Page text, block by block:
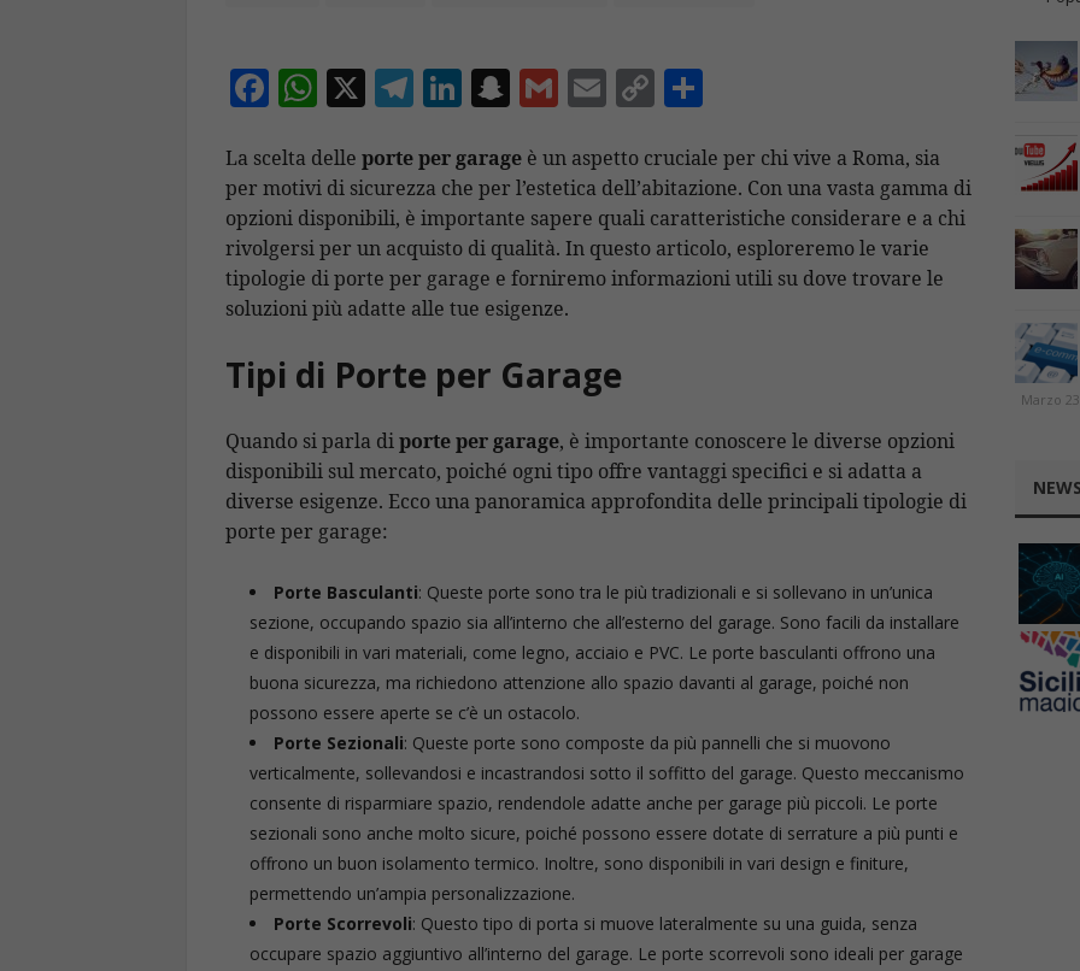
F
e
b
o
o
k
W
at
s
A
p
p
X T
e
gr
a
m
Li
k
e
dI
n
S
a
p
c
h
at
G
ai
l
E
ai
l
C
p
y
Li
n
n
di
vi
di
La scelta delle porte per garage è un aspetto cruciale per chi vive a Roma, sia
per motivi di sicurezza che per l’estetica dell’abitazione. Con una vasta gamma di
opzioni disponibili, è importante sapere quali caratteristiche considerare e a chi
rivolgersi per un acquisto di qualità. In questo articolo, esploreremo le varie
tipologie di porte per garage e forniremo informazioni utili su dove trovare le
soluzioni più adatte alle tue esigenze.
Tipi di Porte per Garage
Quando si parla diporte per garage, è importante conoscere le diverse opzioni
disponibili sul mercato, poiché ogni tipo offre vantaggi specifici e si adatta a
diverse esigenze. Ecco una panoramica approfondita delle principali tipologie di
porte per garage:
Porte Basculanti: Queste porte sono tra le più tradizionali e si sollevano in un’unica
sezione, occupando spazio sia all’interno che all’esterno del garage. Sono facili da installare
e disponibili in vari materiali, come legno, acciaio e PVC. Le porte basculanti offrono una
buona sicurezza, ma richiedono attenzione allo spazio davanti al garage, poiché non
possono essere aperte se c’è un ostacolo.
Porte Sezionali: Queste porte sono composte da più pannelli che si muovono
verticalmente, sollevandosi e incastrandosi sotto il soffitto del garage. Questo meccanismo
consente di risparmiare spazio, rendendole adatte anche per garage più piccoli. Le porte
sezionali sono anche molto sicure, poiché possono essere dotate di serrature a più punti e
offrono un buon isolamento termico. Inoltre, sono disponibili in vari design e finiture,
permettendo un’ampia personalizzazione.
Porte Scorrevoli: Questo tipo di porta si muove lateralmente su una guida, senza
occupare spazio aggiuntivo all’interno del garage. Le porte scorrevoli sono ideali per garage
Marzo